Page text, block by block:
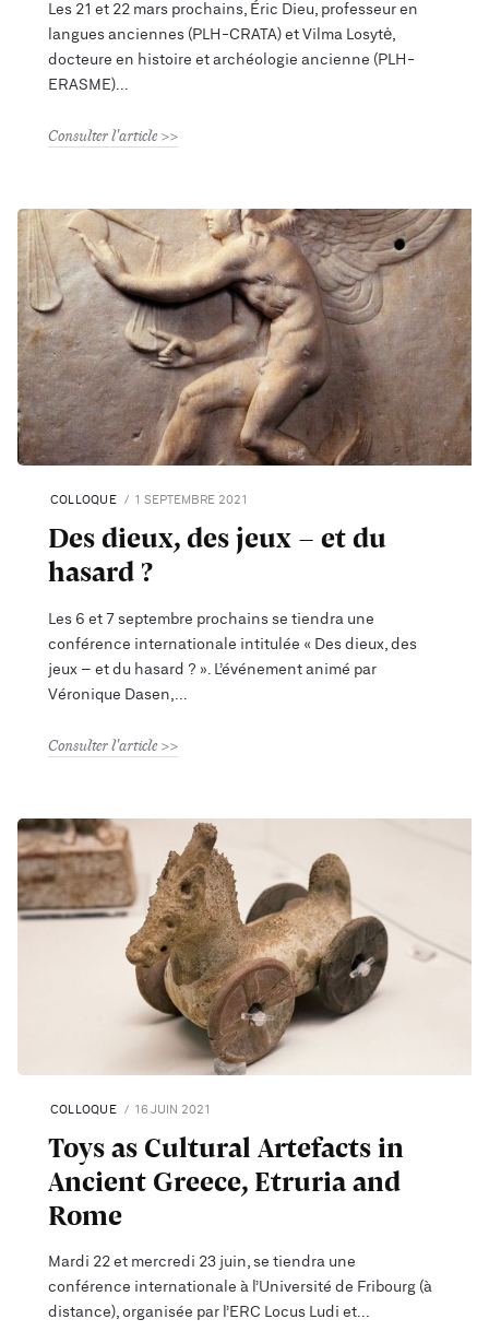
Les 21 et 22 mars prochains, Éric Dieu, professeur en
langues anciennes (PLH-CRATA) et Vilma Losytė,
docteure en histoire et archéologie ancienne (PLH-
ERASME)
Consulter l'article
COLLOQUE 1 SEPTEMBRE 2021
Des dieux, des jeux – et du
hasard ?
Les 6 et 7 septembre prochains se tiendra une
conférence internationale intitulée « Des dieux, des
jeux – et du hasard ? ». L’événement animé par
Véronique Dasen,
Consulter l'article
COLLOQUE 16 JUIN 2021
Toys as Cultural Artefacts in
Ancient Greece, Etruria and
Rome
Mardi 22 et mercredi 23 juin, se tiendra une
conférence internationale à l’Université de Fribourg (à
distance), organisée par l’ERC Locus Ludi et